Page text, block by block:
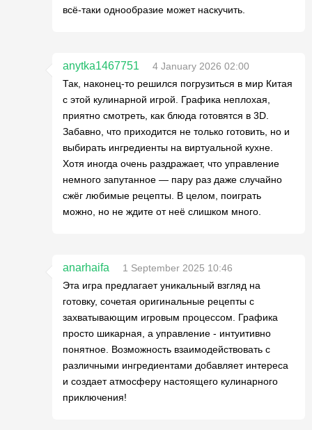
всё-таки однообразие может наскучить.
anytka1467751
4 January 2026 02:00
Так, наконец-то решился погрузиться в мир Китая
с этой кулинарной игрой. Графика неплохая,
приятно смотреть, как блюда готовятся в 3D.
Забавно, что приходится не только готовить, но и
выбирать ингредиенты на виртуальной кухне.
Хотя иногда очень раздражает, что управление
немного запутанное — пару раз даже случайно
сжёг любимые рецепты. В целом, поиграть
можно, но не ждите от неё слишком много.
anarhaifa
1 September 2025 10:46
Эта игра предлагает уникальный взгляд на
готовку, сочетая оригинальные рецепты с
захватывающим игровым процессом. Графика
просто шикарная, а управление - интуитивно
понятное. Возможность взаимодействовать с
различными ингредиентами добавляет интереса
и создает атмосферу настоящего кулинарного
приключения!